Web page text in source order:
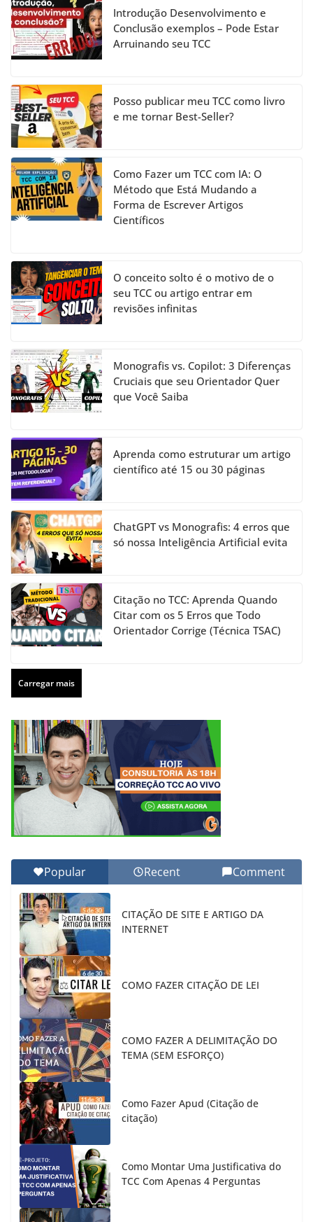
h
a
n
el
Introdução Desenvolvimento e
Conclusão exemplos – Pode Estar
Arruinando seu TCC
Posso publicar meu TCC como livro
e me tornar Best-Seller?
Como Fazer um TCC com IA: O
Método que Está Mudando a
Forma de Escrever Artigos
Científicos
O conceito solto é o motivo de o
seu TCC ou artigo entrar em
revisões infinitas
Monografis vs. Copilot: 3 Diferenças
Cruciais que seu Orientador Quer
que Você Saiba
Aprenda como estruturar um artigo
científico até 15 ou 30 páginas
ChatGPT vs Monografis: 4 erros que
só nossa Inteligência Artificial evita
Citação no TCC: Aprenda Quando
Citar com os 5 Erros que Todo
Orientador Corrige (Técnica TSAC)
Carregar mais
Popular Recent Comment
CITAÇÃO DE SITE E ARTIGO DA
INTERNET
COMO FAZER CITAÇÃO DE LEI
COMO FAZER A DELIMITAÇÃO DO
TEMA (SEM ESFORÇO)
Como Fazer Apud (Citação de
citação)
Como Montar Uma Justificativa do
TCC Com Apenas 4 Perguntas